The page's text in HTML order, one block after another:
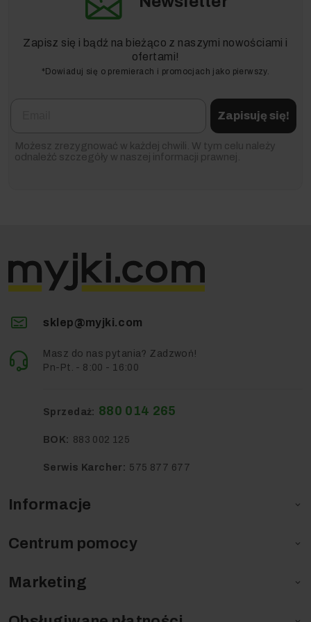
Zapisz się i bądź na bieżąco z naszymi nowościami i
ofertami!
*Dowiaduj się o premierach i promocjach jako pierwszy.
Zapisuję się!
Możesz zrezygnować w każdej chwili. W tym celu należy
odnaleźć szczegóły w naszej informacji prawnej.
Informacje 
Centrum pomocy 
Marketing 
sklep@myjki.com
Masz do nas pytania? Zadzwoń!
Pn-Pt. - 8:00 - 16:00
Sprzedaż: 880 014 265
BOK: 883 002 125
Serwis Karcher: 575 877 677